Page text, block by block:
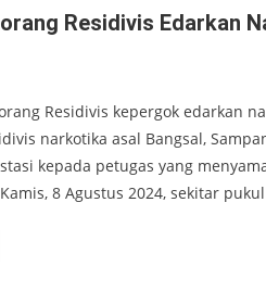
Residivis Edarkan
Residivis kepergok edarkan
narkotika asal Bangsal,
kepada petugas yang
8 Agustus 2024, sekitar